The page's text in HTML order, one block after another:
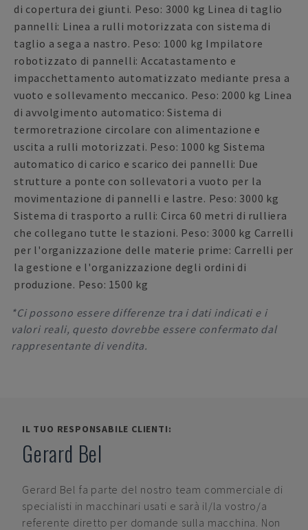
di copertura dei giunti. Peso: 3000 kg Linea di taglio
pannelli: Linea a rulli motorizzata con sistema di
taglio a sega a nastro. Peso: 1000 kg Impilatore
robotizzato di pannelli: Accatastamento e
impacchettamento automatizzato mediante presa a
vuoto e sollevamento meccanico. Peso: 2000 kg Linea
di avvolgimento automatico: Sistema di
termoretrazione circolare con alimentazione e
uscita a rulli motorizzati. Peso: 1000 kg Sistema
automatico di carico e scarico dei pannelli: Due
strutture a ponte con sollevatori a vuoto per la
movimentazione di pannelli e lastre. Peso: 3000 kg
Sistema di trasporto a rulli: Circa 60 metri di rulliera
che collegano tutte le stazioni. Peso: 3000 kg Carrelli
per l'organizzazione delle materie prime: Carrelli per
la gestione e l'organizzazione degli ordini di
produzione. Peso: 1500 kg
*Ci possono essere differenze tra i dati indicati e i
valori reali, questo dovrebbe essere confermato dal
rappresentante di vendita.
IL TUO RESPONSABILE CLIENTI:
Gerard Bel
Gerard Bel fa parte del nostro team commerciale di
specialisti in macchinari usati e sarà il/la vostro/a
referente diretto per domande sulla macchina. Non